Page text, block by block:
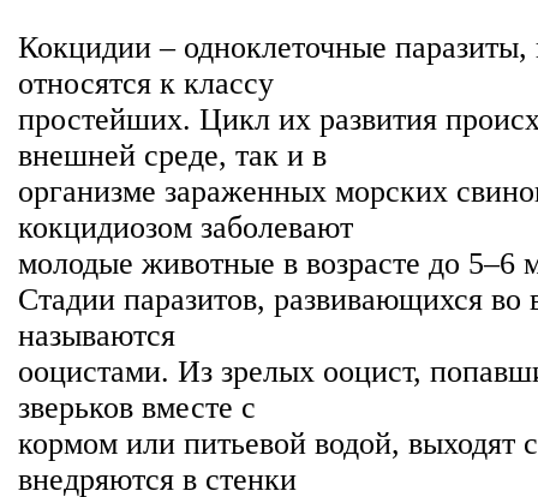
Кокцидии – одноклеточные паразиты,
относятся к классу
простейших. Цикл их развития
внешней среде, так и в
организме зараженных морских
кокцидиозом заболевают
молодые животные в возрасте до 5–6
Стадии паразитов, развивающихся во
называются
ооцистами. Из зрелых ооцист,
зверьков вместе с
кормом или питьевой водой, выходят
внедряются в стенки